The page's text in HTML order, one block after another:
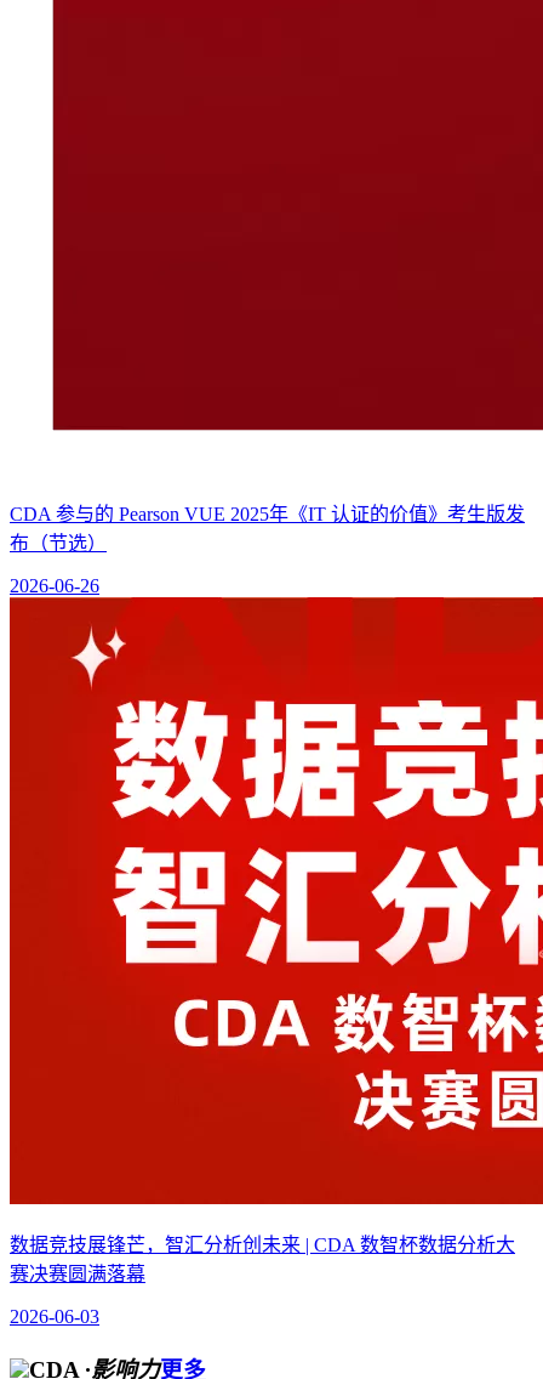
CDA 参与的 Pearson VUE 2025年《IT 认证的价值》考生版发
布（节选）
2026-06-26
数据竞技展锋芒，智汇分析创未来 | CDA 数智杯数据分析大
赛决赛圆满落幕
2026-06-03
CDA ·影响力更多